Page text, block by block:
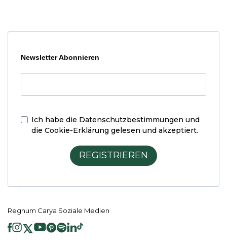
Newsletter Abonnieren
Ich habe die Datenschutzbestimmungen und
die Cookie-Erklärung gelesen und akzeptiert.
REGISTRIEREN
Regnum Carya Soziale Medien